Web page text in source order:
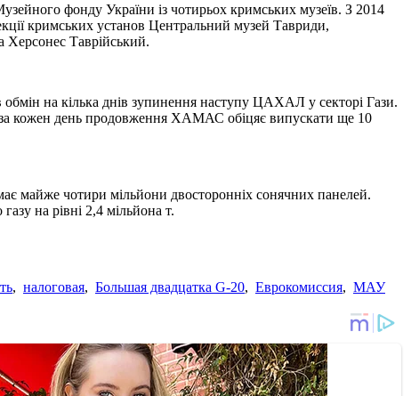
фонду України із чотирьох кримських музеїв. З 2014
кримських установ Центральний музей Тавриди,
Херсонес Таврійський.
на кілька днів зупинення наступу ЦАХАЛ у секторі Гази.
за кожен день продовження ХАМАС обіцяє випускати ще 10
майже чотири мільйони двосторонніх сонячних панелей.
на рівні 2,4 мільйона т.
, налоговая, Большая двадцатка G-20, Еврокомиссия, МАУ